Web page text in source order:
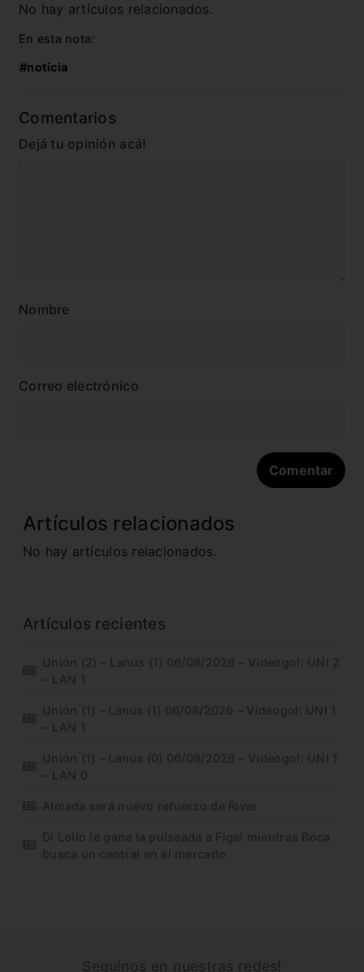
No hay artículos relacionados.
En esta nota:
#noticia
Comentarios
Dejá tu opinión acá!
Nombre
Correo electrónico
Artículos relacionados
No hay artículos relacionados.
Artículos recientes
Unión (2) – Lanús (1) 06/08/2026 – Videogol: UNI 2
– LAN 1
Unión (1) – Lanús (1) 06/08/2026 – Videogol: UNI 1
– LAN 1
Unión (1) – Lanús (0) 06/08/2026 – Videogol: UNI 1
– LAN 0
Almada será nuevo refuerzo de River
Di Lollo le gana la pulseada a Figal mientras Boca
busca un central en el mercado